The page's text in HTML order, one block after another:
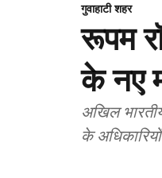
गुवाहाटी शहर
रूपम
के नए
अखिल
के